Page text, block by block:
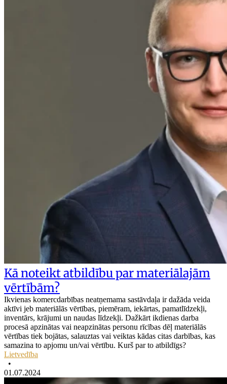
Kā noteikt atbildību par materiālajām
vērtībām?
Ikvienas komercdarbības neatņemama sastāvdaļa ir dažāda veida
aktīvi jeb materiālās vērtības, piemēram, iekārtas, pamatlīdzekļi,
inventārs, krājumi un naudas līdzekļi. Dažkārt ikdienas darba
procesā apzinātas vai neapzinātas personu rīcības dēļ materiālās
vērtības tiek bojātas, salauztas vai veiktas kādas citas darbības, kas
samazina to apjomu un/vai vērtību. Kurš par to atbildīgs?
Lietvedība
•
01.07.2024